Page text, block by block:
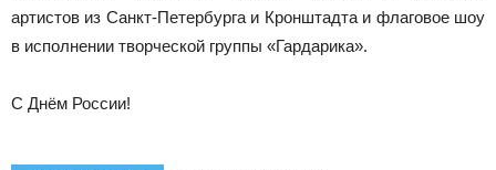
артистов из Санкт-Петербурга и Кронштадта и флаговое шоу
в исполнении творческой группы «Гардарика».
С Днём России!